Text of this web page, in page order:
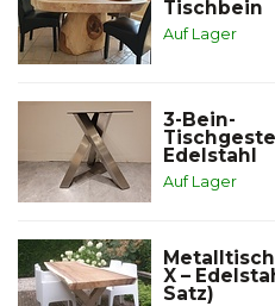
Tischbein
Auf Lager
3-Bein-
Edelstahl
Auf Lager
X –
Satz)